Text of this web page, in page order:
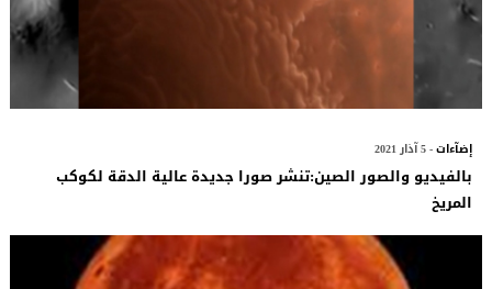
إضآءات- 5 آذار 2021
بالفيديو والصور الصين:تنشر صورا جديدة عالية الدقة لكوكب
المريخ